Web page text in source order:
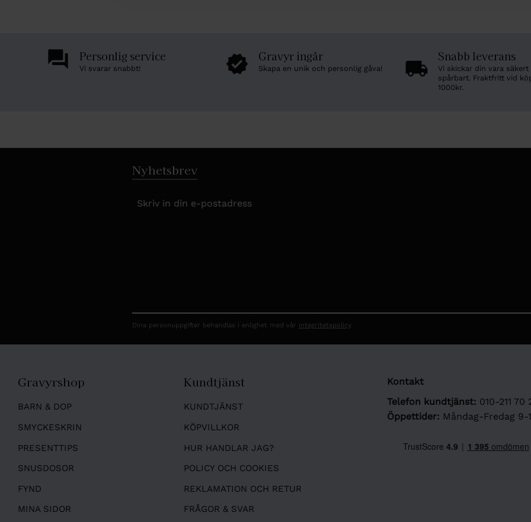
Personlig service
Vi svarar snabbt!
Gravyr ingår
Skapa en unik och personlig gåva!
Snabb leverans
Vi skickar din vara säkert
spårbart. Fraktfritt vid
1000kr.
Nyhetsbrev
Dina personuppgifter behandlas i enlighet med vår integritetspolicy.
Gravyrshop
BARN & DOP
SMYCKESKRIN
PRESENTTIPS
SNUSDOSOR
FYND
MINA SIDOR
Kundtjänst
KUNDTJÄNST
KÖPVILLKOR
HUR HANDLAR JAG?
POLICY OCH COOKIES
REKLAMATION OCH RETUR
FRÅGOR & SVAR
Kontakt
Telefon kundtjänst: 010-211 70
Öppettider: Måndag-Fredag 9-